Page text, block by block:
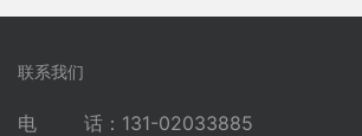
联系我们
电 话：131-02033885